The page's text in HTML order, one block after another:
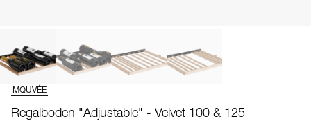
MQUVÉE
Regalboden "Adjustable" - Velvet 100 & 125